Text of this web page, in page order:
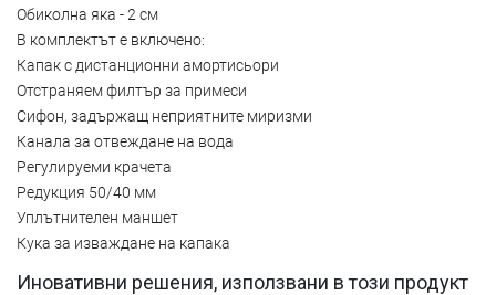
Обиколна яка - 2 см
В комплектът е включено:
Капак с дистанционни амортисьори
Отстраняем филтър за примеси
Сифон, задържащ неприятните миризми
Канала за отвеждане на вода
Регулируеми крачета
Редукция 50/40 мм
Уплътнителен маншет
Кука за изваждане на капака
Иновативни решения, използвани в този продукт